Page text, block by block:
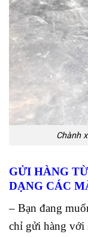
Chành
GỬI HÀNG
DẠNG CÁC
– Bạn đang
chỉ gửi hàng với